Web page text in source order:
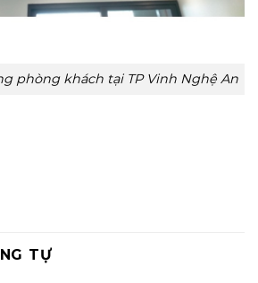
phòng khách tại TP Vinh Nghệ An
TỰ